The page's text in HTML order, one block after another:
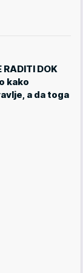
RADITI DOK
kako
a da toga